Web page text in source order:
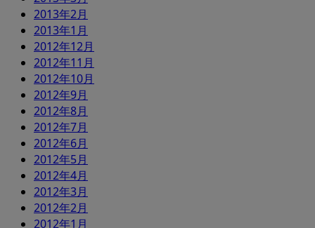
2013年2月
2013年1月
2012年12月
2012年11月
2012年10月
2012年9月
2012年8月
2012年7月
2012年6月
2012年5月
2012年4月
2012年3月
2012年2月
2012年1月